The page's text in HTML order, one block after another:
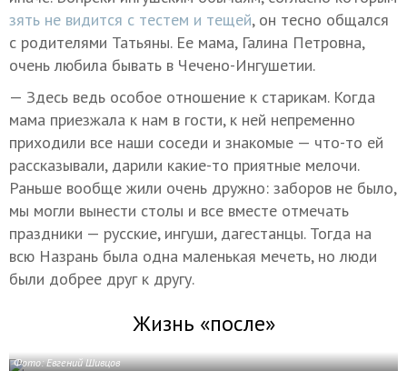
зять не видится с тестем и тещей, он тесно общался
с родителями Татьяны. Ее мама, Галина Петровна,
очень любила бывать в Чечено-Ингушетии.
— Здесь ведь особое отношение к старикам. Когда
мама приезжала к нам в гости, к ней непременно
приходили все наши соседи и знакомые — что-то ей
рассказывали, дарили какие-то приятные мелочи.
Раньше вообще жили очень дружно: заборов не было,
мы могли вынести столы и все вместе отмечать
праздники — русские, ингуши, дагестанцы. Тогда на
всю Назрань была одна маленькая мечеть, но люди
были добрее друг к другу.
Жизнь «после»
Фото: Евгений Шивцов